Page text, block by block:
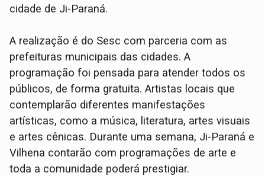
cidade de Ji-Paraná.
A realização é do Sesc com parceria com as
prefeituras municipais das cidades. A
programação foi pensada para atender todos os
públicos, de forma gratuita. Artistas locais que
contemplarão diferentes manifestações
artísticas, como a música, literatura, artes visuais
e artes cênicas. Durante uma semana, Ji-Paraná e
Vilhena contarão com programações de arte e
toda a comunidade poderá prestigiar.